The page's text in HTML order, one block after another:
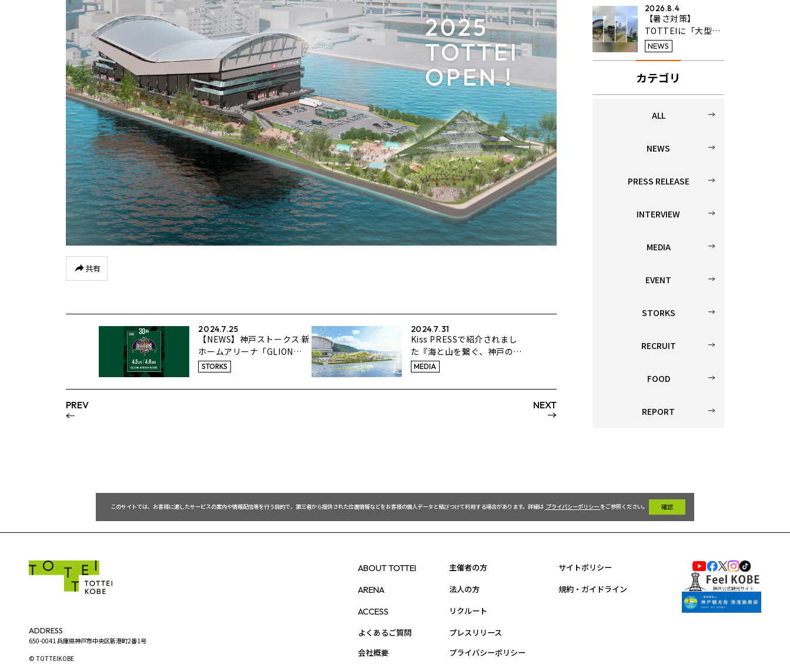
共有
2024.7.25
【NEWS】神戸ストークス 新
ホームアリーナ「GLION
ARENA KOBE」での初試合
の日程が決定！
STORKS
2024.7.31
Kiss PRESSで紹介されまし
た『海と山を繋ぐ、神戸の新
スポット！設計の裏側に迫
る』／公式YouTubeではイン
タビュー動画を公開！
MEDIA
PREV NEXT
2026.8.4
【暑さ対策】
TOTTEIに「大型タ
ーフテント」と「ひ
んやりミスト」を設
NEWS
カテゴリ
ALL
NEWS
PRESS RELEASE
INTERVIEW
MEDIA
EVENT
STORKS
RECRUIT
FOOD
REPORT
このサイトでは、お客様に適したサービスの案内や情報配信等を行う目的で、第三者から提供された位置情報などをお客様の個人データと結びつけて利用する場合があります。詳細は プライバシーポリシー をご参照ください。
ADDRESS
650-0041 兵庫県神戸市中央区新港町2番1号
© TOTTEIKOBE
ABOUT TOTTEI
ARENA
ACCESS
よくあるご質問
会社概要
主催者の方
法人の方
リクルート
プレスリリース
プライバシーポリシー
サイトポリシー
規約・ガイドライン